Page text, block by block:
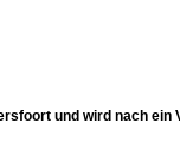
und wird nach